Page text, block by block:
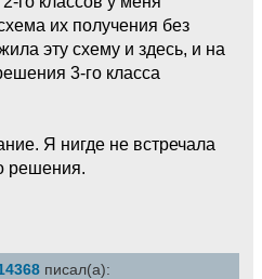
их получения без
эту схему и здесь, и на
3-го класса
Я нигде не встречала
решения.
писал(а):